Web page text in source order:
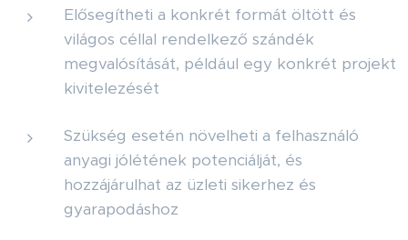
Elősegítheti a konkrét formát öltött és
világos céllal rendelkező szándék
megvalósítását, például egy konkrét projekt
kivitelezését
Szükség esetén növelheti a felhasználó
anyagi jólétének potenciálját, és
hozzájárulhat az üzleti sikerhez és
gyarapodáshoz